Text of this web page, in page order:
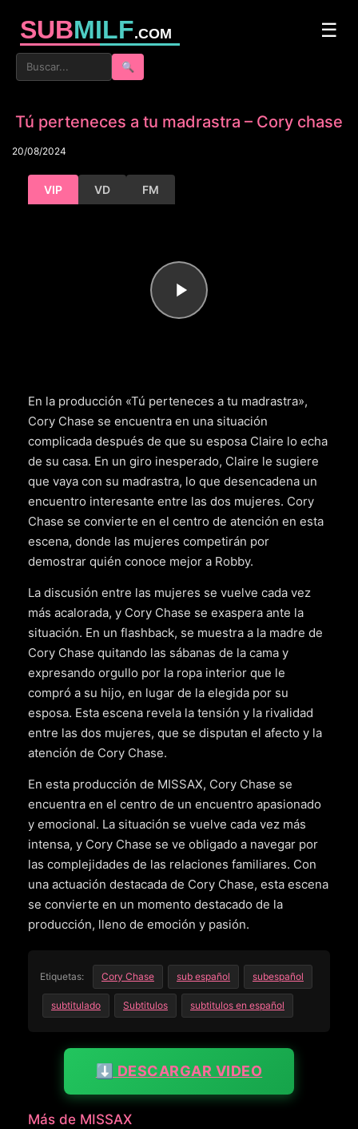
SUBMILF.COM ☰
🔍
Tú perteneces a tu madrastra – Cory chase
20/08/2024
VIP VD FM
En la producción «Tú perteneces a tu madrastra»,
Cory Chase se encuentra en una situación
complicada después de que su esposa Claire lo echa
de su casa. En un giro inesperado, Claire le sugiere
que vaya con su madrastra, lo que desencadena un
encuentro interesante entre las dos mujeres. Cory
Chase se convierte en el centro de atención en esta
escena, donde las mujeres competirán por
demostrar quién conoce mejor a Robby.
La discusión entre las mujeres se vuelve cada vez
más acalorada, y Cory Chase se exaspera ante la
situación. En un flashback, se muestra a la madre de
Cory Chase quitando las sábanas de la cama y
expresando orgullo por la ropa interior que le
compró a su hijo, en lugar de la elegida por su
esposa. Esta escena revela la tensión y la rivalidad
entre las dos mujeres, que se disputan el afecto y la
atención de Cory Chase.
En esta producción de MISSAX, Cory Chase se
encuentra en el centro de un encuentro apasionado
y emocional. La situación se vuelve cada vez más
intensa, y Cory Chase se ve obligado a navegar por
las complejidades de las relaciones familiares. Con
una actuación destacada de Cory Chase, esta escena
se convierte en un momento destacado de la
producción, lleno de emoción y pasión.
Etiquetas: Cory Chase sub español subespañol
subtitulado Subtitulos subtitulos en español
⬇️ DESCARGAR VIDEO
Más de MISSAX